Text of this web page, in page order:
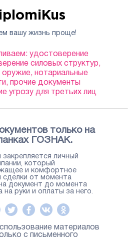
вашу жизнь проще!
удостоверение
силовых структур,
оружие, нотариальные
прочие документы
угрозу для третьих лиц
только на
ГОЗНАК.
личный
который
и комфортное
сделки от момента
документ до момента
на руки и оплаты за него.
материалов
с письменного